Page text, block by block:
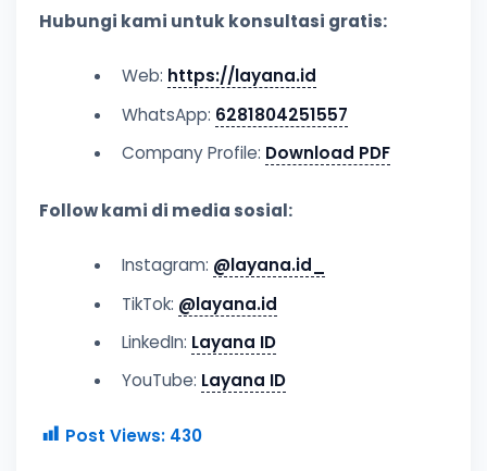
Hubungi kami untuk konsultasi gratis:
Web: https://layana.id
WhatsApp: 6281804251557
Company Profile: Download PDF
Follow kami di media sosial:
Instagram: @layana.id_
TikTok: @layana.id
LinkedIn: Layana ID
YouTube: Layana ID
Post Views: 430